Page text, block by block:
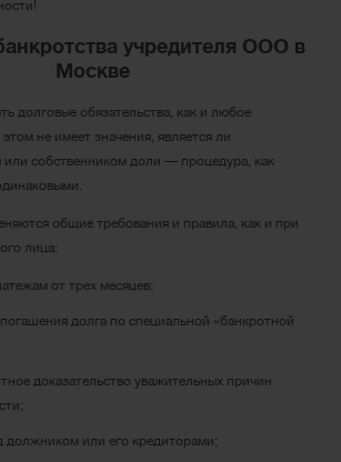
учредителя ООО в
Москве
долговые обязательства, как и любое
не имеет значения, является ли
собственником доли — процедура, как
общие требования и правила, как и при
лица:
от трех месяцев;
долга по специальной «банкротной
доказательство уважительных причин
должником или его кредиторами;